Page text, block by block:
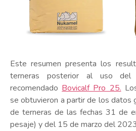
Este resumen presenta los
terneras posterior al uso del
recomendado Bovicalf Pro 25.
se obtuvieron a partir de los datos
de terneras de las fechas 31 de
pesaje) y del 15 de marzo del